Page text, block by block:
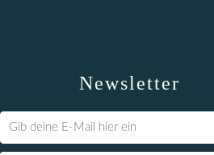
Newsletter